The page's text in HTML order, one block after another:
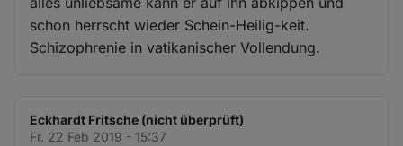
schon herrscht wieder Schein-Heilig-keit.
Schizophrenie in vatikanischer Vollendung.
Eckhardt Fritsche (nicht überprüft)
Fr. 22 Feb 2019 - 15:37